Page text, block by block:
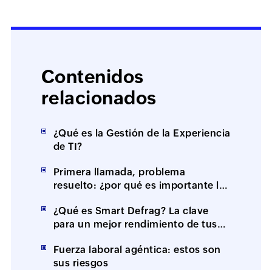
Contenidos
relacionados
¿Qué es la Gestión de la Experiencia
de TI?
Primera llamada, problema
resuelto: ¿por qué es importante la
(FCR)?
¿Qué es Smart Defrag? La clave
para un mejor rendimiento de tus
Fuerza laboral agéntica: estos son
sus riesgos